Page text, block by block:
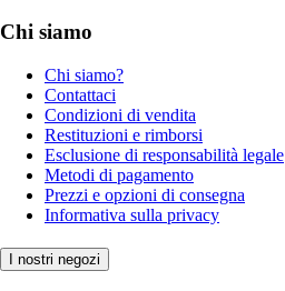
Chi siamo
Chi siamo?
Contattaci
Condizioni di vendita
Restituzioni e rimborsi
Esclusione di responsabilità legale
Metodi di pagamento
Prezzi e opzioni di consegna
Informativa sulla privacy
I nostri negozi